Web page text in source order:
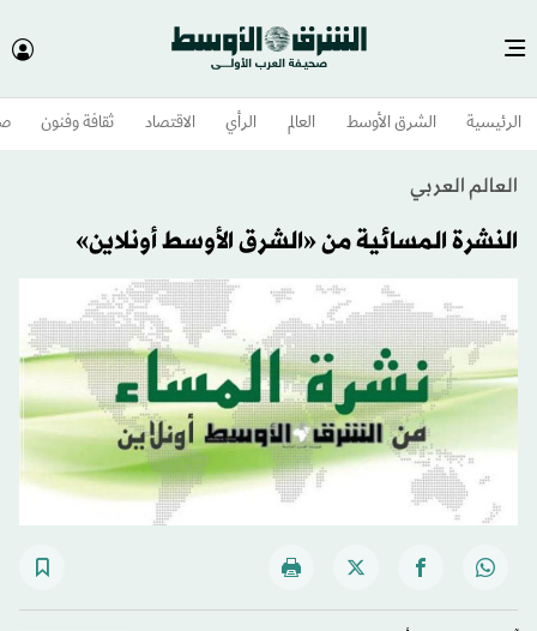
الرئيسية الشرق الأوسط​ العالم الرأي الاقتصاد ثقافة وفنون
العالم العربي
النشرة المسائية من «الشرق الأوسط أونلاين»